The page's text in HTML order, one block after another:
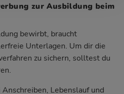
zur Ausbildung beim
bewirbt, braucht
Unterlagen. Um dir die
zu sichern, solltest du
Lebenslauf und